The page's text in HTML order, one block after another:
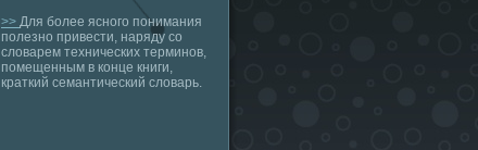
>> Для более ясного понимания
полезно привести, наряду со
словарем технических терминов,
помещенным в конце книги,
краткий семантический словарь.